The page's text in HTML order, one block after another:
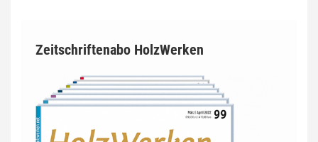
Zeitschriftenabo HolzWerken